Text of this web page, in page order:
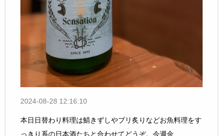
2024-08-28 12:16:10
本日日替わり料理は鯖きずしやブリ炙りなどお魚料理をす
っきり系の日本酒たちと合わせてどうぞ。今週金...